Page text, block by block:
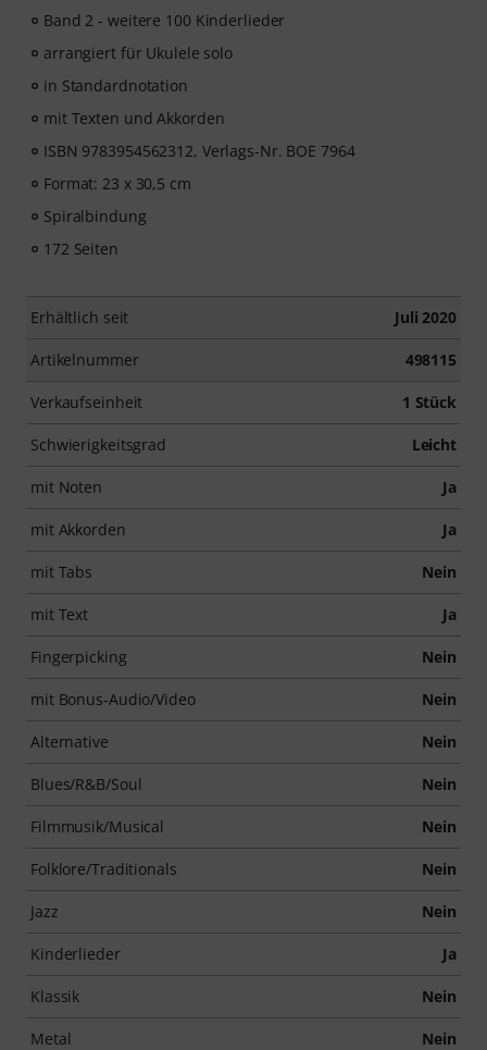
Band 2 - weitere 100 Kinderlieder
arrangiert für Ukulele solo
in Standardnotation
mit Texten und Akkorden
ISBN 9783954562312, Verlags-Nr. BOE 7964
Format: 23 x 30,5 cm
Spiralbindung
172 Seiten
Erhältlich seit Juli 2020
Artikelnummer 498115
Verkaufseinheit 1 Stück
Schwierigkeitsgrad Leicht
mit Noten Ja
mit Akkorden Ja
mit Tabs Nein
mit Text Ja
Fingerpicking Nein
mit Bonus-Audio/Video Nein
Alternative Nein
Blues/R&B/Soul Nein
Filmmusik/Musical Nein
Folklore/Traditionals Nein
Jazz Nein
Kinderlieder Ja
Klassik Nein
Metal Nein